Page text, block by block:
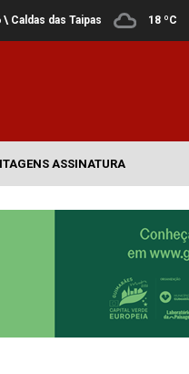
\ Caldas das Taipas 18 ºC
ASSINATURA